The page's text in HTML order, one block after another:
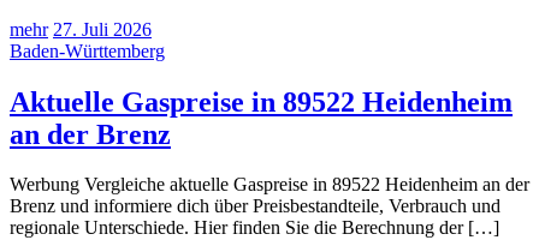
mehr 27. Juli 2026
Baden-Württemberg
Aktuelle Gaspreise in 89522 Heidenheim
an der Brenz
Werbung Vergleiche aktuelle Gaspreise in 89522 Heidenheim an der
Brenz und informiere dich über Preisbestandteile, Verbrauch und
regionale Unterschiede. Hier finden Sie die Berechnung der […]